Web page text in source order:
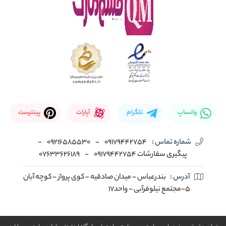
واتساپ تلگرام آپارات پینترست
شماره تماس : 09179442754
-
09216585530
-
پیگیری سفارشات 09179442754
-
07633626189
آدرس : بندرعباس – میدان صادقیه – کوی پرواز – کوچه آبان
5-مجتمع نیلوفرآبی – واحد17